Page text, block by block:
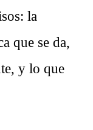
la
que se da,
y lo que